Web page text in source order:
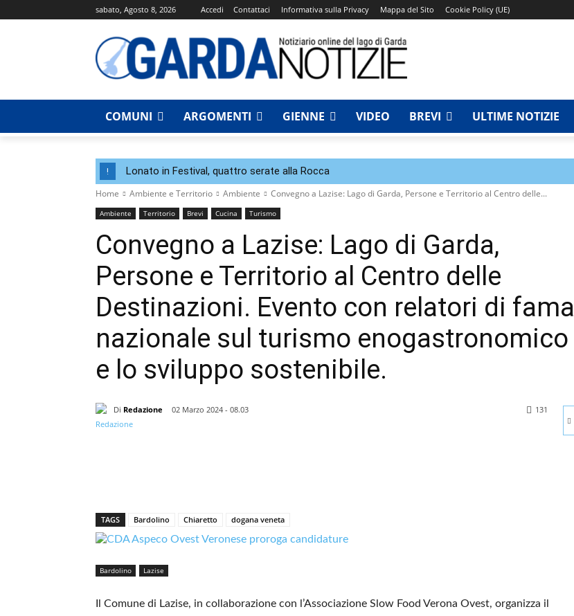
sabato, Agosto 8, 2026 Accedi Contattaci Informativa sulla Privacy Mappa del Sito Cookie Policy (UE)
COMUNI ARGOMENTI GIENNE VIDEO BREVI ULTIME NOTIZIE
! Lonato in Festival, quattro serate alla Rocca
Home Ambiente e Territorio Ambiente Convegno a Lazise: Lago di Garda, Persone e Territorio al Centro delle...
Ambiente Territorio Brevi Cucina Turismo
Convegno a Lazise: Lago di Garda,
Persone e Territorio al Centro delle
Destinazioni. Evento con relatori di fama
nazionale sul turismo enogastronomico
e lo sviluppo sostenibile.
Di Redazione
02 Marzo 2024 - 08.03
131
TAGS Bardolino Chiaretto dogana veneta
Bardolino Lazise
Il Comune di Lazise, in collaborazione con l’Associazione Slow Food Verona Ovest, organizza il